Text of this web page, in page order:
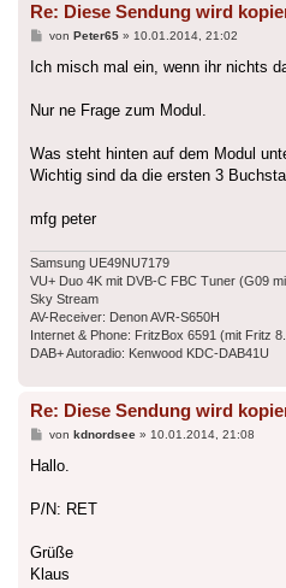
Re: Diese Sendung wird
Beitrag
von Peter65» 10.01.2014, 21:02
Ich misch mal ein, wenn ihr nichts
Nur ne Frage zum Modul.
Was steht hinten auf dem Modul
Wichtig sind da die ersten 3
mfg peter
Samsung UE49NU7179
VU+ Duo 4K mit DVB-C FBC Tuner (G09
Sky Stream
AV-Receiver: Denon AVR-S650H
Internet & Phone: FritzBox 6591 (mit Fritz
DAB+ Autoradio: Kenwood KDC-DAB41U
Re: Diese Sendung wird
Beitrag
von kdnordsee» 10.01.2014, 21:08
Hallo.
P/N: RET
Grüße
Klaus